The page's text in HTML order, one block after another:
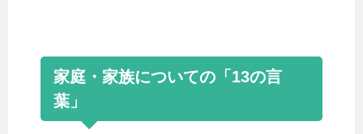
家庭・家族についての「13の言
葉」